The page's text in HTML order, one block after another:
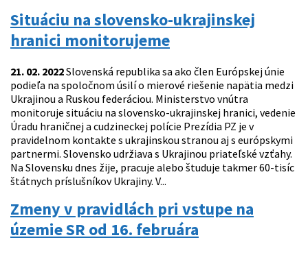
Situáciu na slovensko-ukrajinskej
hranici monitorujeme
21. 02. 2022Slovenská republika sa ako člen Európskej únie
podieľa na spoločnom úsilí o mierové riešenie napätia medzi
Ukrajinou a Ruskou federáciou. Ministerstvo vnútra
monitoruje situáciu na slovensko-ukrajinskej hranici, vedenie
Úradu hraničnej a cudzineckej polície Prezídia PZ je v
pravidelnom kontakte s ukrajinskou stranou aj s európskymi
partnermi. Slovensko udržiava s Ukrajinou priateľské vzťahy.
Na Slovensku dnes žije, pracuje alebo študuje takmer 60-tisíc
štátnych príslušníkov Ukrajiny. V...
Zmeny v pravidlách pri vstupe na
územie SR od 16. februára